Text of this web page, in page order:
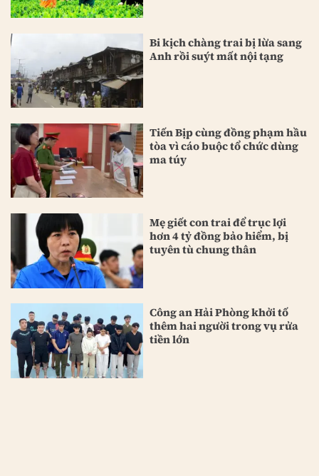
Bi kịch chàng trai bị lừa sang
Anh rồi suýt mất nội tạng
Tiến Bịp cùng đồng phạm hầu
tòa vì cáo buộc tổ chức dùng
ma túy
Mẹ giết con trai để trục lợi
hơn 4 tỷ đồng bảo hiểm, bị
tuyên tù chung thân
Công an Hải Phòng khởi tố
thêm hai người trong vụ rửa
tiền lớn